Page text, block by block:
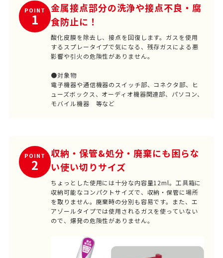
POINT
1
金属接点部分の洗浄や接点不良・腐
食防止に！
酸化皮膜を除去し、接点を回復します。ガスを使用
するスプレータイプで気になる、残存ガスによる悪
影響や引火の危険性がありません。
●対象物
電子機器や通信機器のスイッチ部、コネクタ部、ヒ
ューズボックス、オーディオ機器関連部、パソコン、
モバイル機器 等など
POINT
2
収納・保管&処分・廃棄にも困らな
い使い切りサイズ
ちょっとした使用には十分な内容量12ml。工具箱に
収納可能なコンパクトサイズで、収納・保管に場所
を取りません。廃棄時の分別も容易です。また、エ
アゾールタイプでは使用されるガスを使っていない
ので、爆発の危険性がありません。